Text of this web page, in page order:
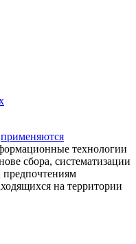
применяются
технологии
сбора, систематизации
предпочтениям
на территории